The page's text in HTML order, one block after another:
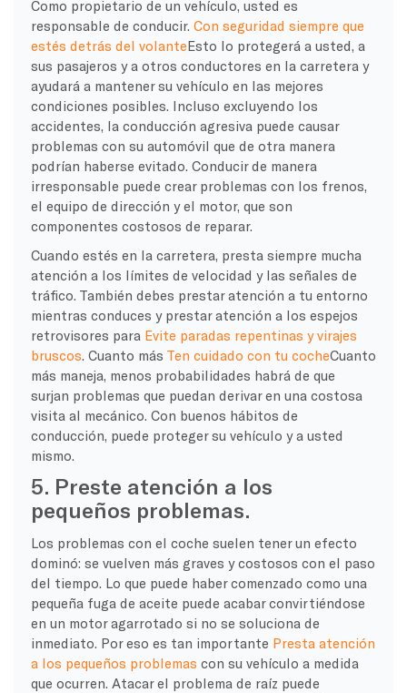
Como propietario de un vehículo, usted es
responsable de conducir. Con seguridad siempre que
estés detrás del volanteEsto lo protegerá a usted, a
sus pasajeros y a otros conductores en la carretera y
ayudará a mantener su vehículo en las mejores
condiciones posibles. Incluso excluyendo los
accidentes, la conducción agresiva puede causar
problemas con su automóvil que de otra manera
podrían haberse evitado. Conducir de manera
irresponsable puede crear problemas con los frenos,
el equipo de dirección y el motor, que son
componentes costosos de reparar.
Cuando estés en la carretera, presta siempre mucha
atención a los límites de velocidad y las señales de
tráfico. También debes prestar atención a tu entorno
mientras conduces y prestar atención a los espejos
retrovisores para Evite paradas repentinas y virajes
bruscos . Cuanto más Ten cuidado con tu cocheCuanto
más maneja, menos probabilidades habrá de que
surjan problemas que puedan derivar en una costosa
visita al mecánico. Con buenos hábitos de
conducción, puede proteger su vehículo y a usted
mismo.
5. Preste atención a los
pequeños problemas.
Los problemas con el coche suelen tener un efecto
dominó: se vuelven más graves y costosos con el paso
del tiempo. Lo que puede haber comenzado como una
pequeña fuga de aceite puede acabar convirtiéndose
en un motor agarrotado si no se soluciona de
inmediato. Por eso es tan importante Presta atención
a los pequeños problemas con su vehículo a medida
que ocurren. Atacar el problema de raíz puede